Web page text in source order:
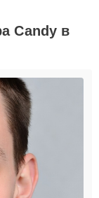
Candy в